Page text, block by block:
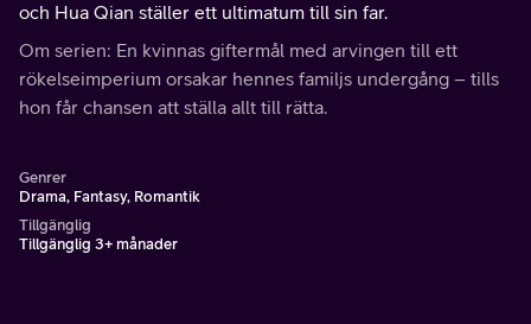
och Hua Qian ställer ett ultimatum till sin far.
Om serien: En kvinnas giftermål med arvingen till ett
rökelseimperium orsakar hennes familjs undergång – tills
hon får chansen att ställa allt till rätta.
Genrer
Drama, Fantasy, Romantik
Tillgänglig
Tillgänglig 3+ månader